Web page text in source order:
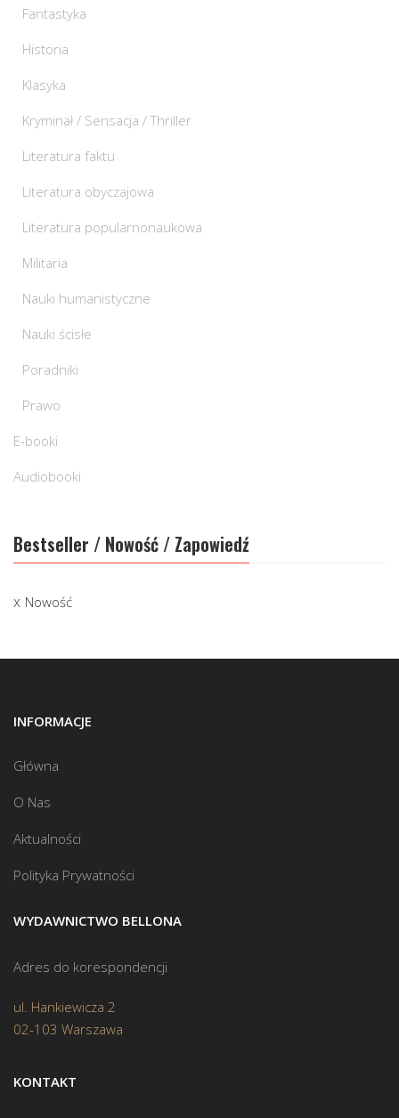
Fantastyka
Historia
Klasyka
Kryminał / Sensacja / Thriller
Literatura faktu
Literatura obyczajowa
Literatura popularnonaukowa
Militaria
Nauki humanistyczne
Nauki ścisłe
Poradniki
Prawo
E-booki
Audiobooki
Bestseller / Nowość / Zapowiedź
Nowość
INFORMACJE
Główna
O Nas
Aktualności
Polityka Prywatności
WYDAWNICTWO BELLONA
Adres do korespondencji
ul. Hankiewicza 2
02-103 Warszawa
KONTAKT